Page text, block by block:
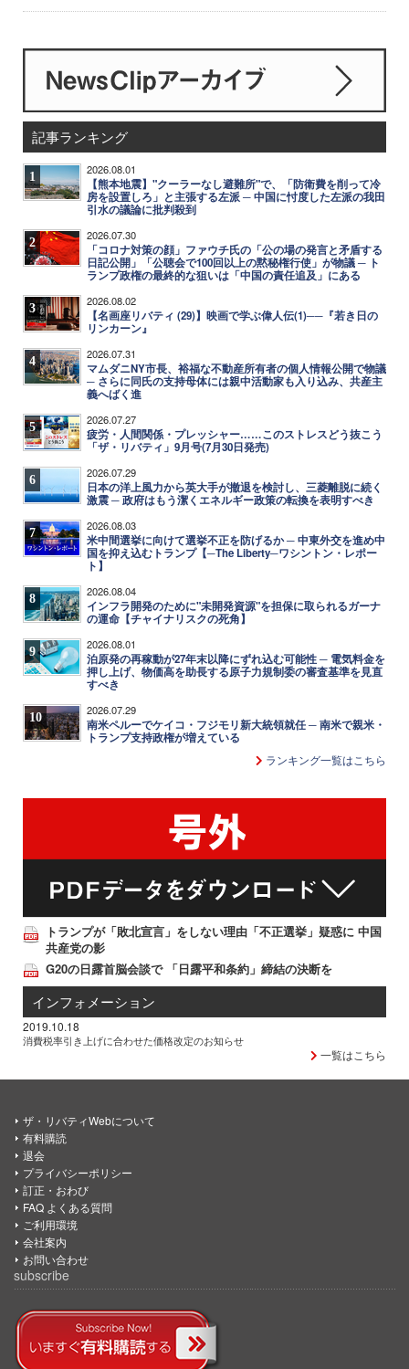
記事ランキング
1 2026.08.01
【熊本地震】"クーラーなし避難所"で、「防衛費を削って冷
房を設置しろ」と主張する左派 ─ 中国に忖度した左派の我田
引水の議論に批判殺到
2 2026.07.30
「コロナ対策の顔」ファウチ氏の「公の場の発言と矛盾する
日記公開」「公聴会で100回以上の黙秘権行使」が物議 ─ ト
ランプ政権の最終的な狙いは「中国の責任追及」にある
3 2026.08.02
【名画座リバティ (29)】映画で学ぶ偉人伝(1)──『若き日の
リンカーン』
4 2026.07.31
マムダニNY市長、裕福な不動産所有者の個人情報公開で物議
─ さらに同氏の支持母体には親中活動家も入り込み、共産主
義へばく進
5 2026.07.27
疲労・人間関係・プレッシャー……このストレスどう抜こう
「ザ・リバティ」9月号(7月30日発売)
6 2026.07.29
日本の洋上風力から英大手が撤退を検討し、三菱離脱に続く
激震 ─ 政府はもう潔くエネルギー政策の転換を表明すべき
7 2026.08.03
米中間選挙に向けて選挙不正を防げるか ─ 中東外交を進め中
国を抑え込むトランプ【─The Liberty─ワシントン・レポー
ト】
8 2026.08.04
インフラ開発のために"未開発資源"を担保に取られるガーナ
の運命【チャイナリスクの死角】
9 2026.08.01
泊原発の再稼動が27年末以降にずれ込む可能性 ─ 電気料金を
押し上げ、物価高を助長する原子力規制委の審査基準を見直
すべき
10 2026.07.29
南米ペルーでケイコ・フジモリ新大統領就任 ─ 南米で親米・
トランプ支持政権が増えている
ランキング一覧はこちら
トランプが「敗北宣言」をしない理由「不正選挙」疑惑に 中国
共産党の影
G20の日露首脳会談で 「日露平和条約」締結の決断を
インフォメーション
2019.10.18
消費税率引き上げに合わせた価格改定のお知らせ
一覧はこちら
ザ・リバティWebについて
有料購読
退会
プライバシーポリシー
訂正・おわび
FAQ よくある質問
ご利用環境
会社案内
お問い合わせ
subscribe